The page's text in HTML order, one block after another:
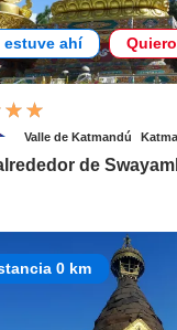
estuve ahí
Valle de Katmandú
de
0 km